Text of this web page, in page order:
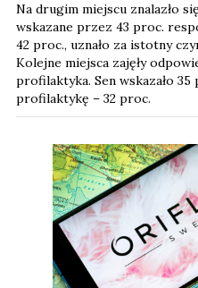
Na drugim miejscu znalazło
wskazane przez 43 proc.
42 proc., uznało za istotny
Kolejne miejsca zajęły
profilaktyka. Sen wskazało
profilaktykę – 32 proc.